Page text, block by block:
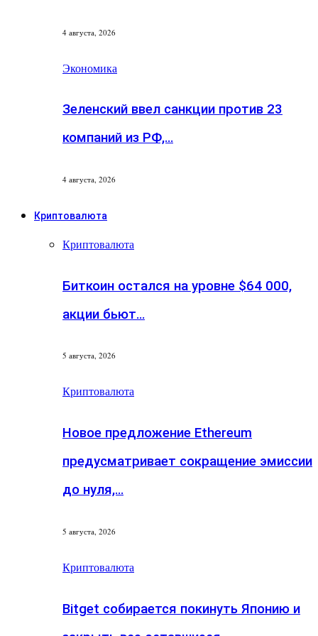
4 августа, 2026
Экономика
Зеленский ввел санкции против 23
компаний из РФ,…
4 августа, 2026
Криптовалюта
Криптовалюта
Биткоин остался на уровне $64 000,
акции бьют…
5 августа, 2026
Криптовалюта
Новое предложение Ethereum
предусматривает сокращение эмиссии
до нуля,…
5 августа, 2026
Криптовалюта
Bitget собирается покинуть Японию и